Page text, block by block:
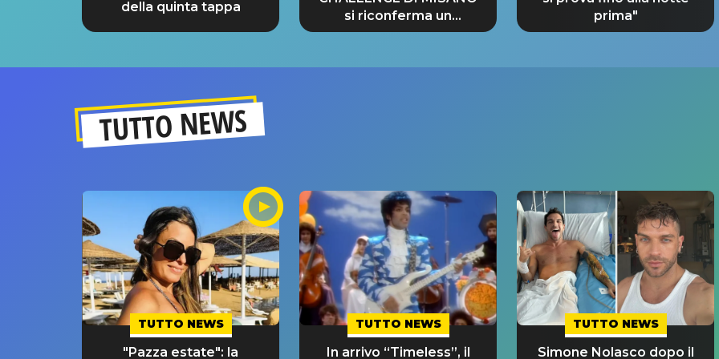
della quinta tappa
si riconferma un
GRANDE SUCCESSO!
prima"
TUTTO NEWS
TUTTO NEWS
"Pazza estate": la
TUTTO NEWS
In arrivo “Timeless”, il
TUTTO NEWS
Simone Nolasco dopo il